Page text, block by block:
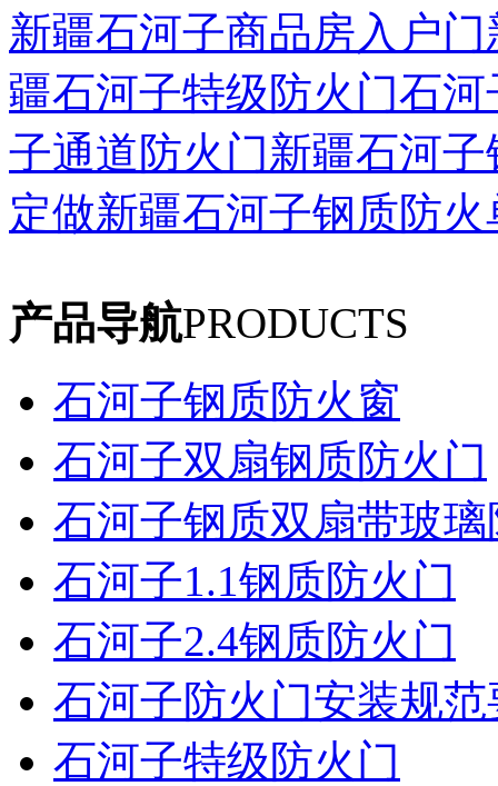
新疆石河子商品房入户门
疆石河子特级防火门石河
子通道防火门新疆石河子
定做新疆石河子钢质防火
产品导航PRODUCTS
石河子钢质防火窗
石河子双扇钢质防火门
石河子钢质双扇带玻
石河子1.1钢质防火门
石河子2.4钢质防火门
石河子防火门安装规范
石河子特级防火门